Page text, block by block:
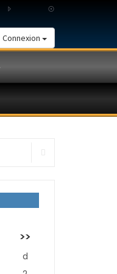
Connexion
>>
d